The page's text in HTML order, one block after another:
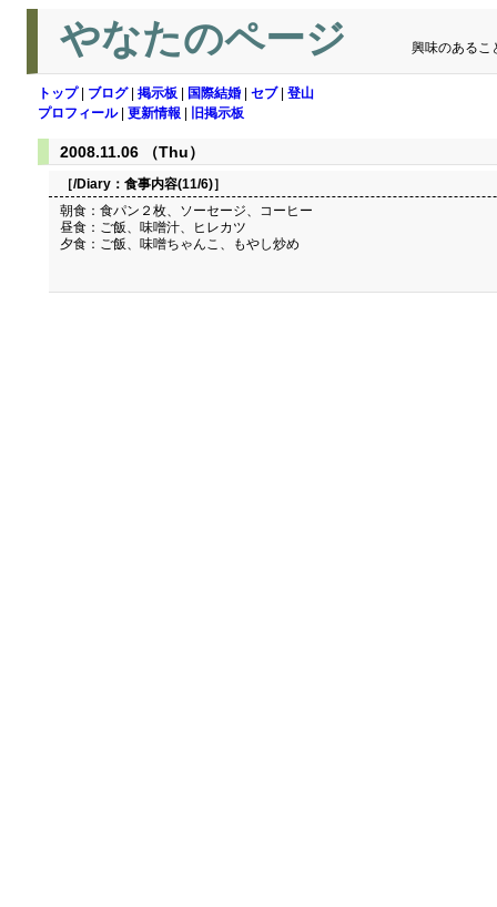
やなたのページ 興味のあるこ
トップ| ブログ| 掲示板 国際結婚 セブ| 登山
プロフィール| 更新情報 旧掲示板
2008.11.06 （Thu）
［/Diary： 食事内容(11/6)］
朝食：食パン２枚、ソーセージ、コーヒー
昼食：ご飯、味噌汁、ヒレカツ
夕食：ご飯、味噌ちゃんこ、もやし炒め